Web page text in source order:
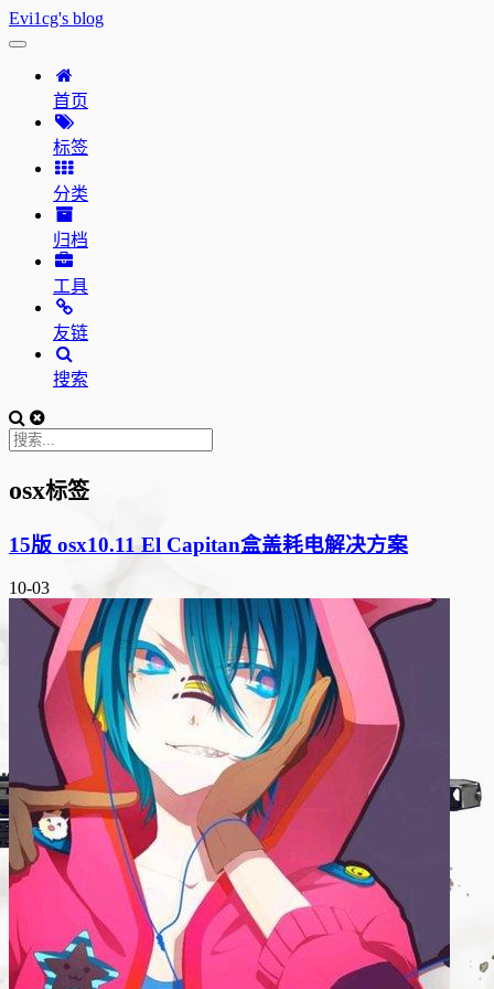
Evi1cg's blog
首页
标签
分类
归档
工具
友链
搜索
osx标签
15版 osx10.11 El Capitan盒盖耗电解决方案
10-03